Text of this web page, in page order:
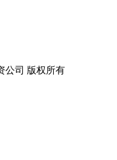
公司 版权所有